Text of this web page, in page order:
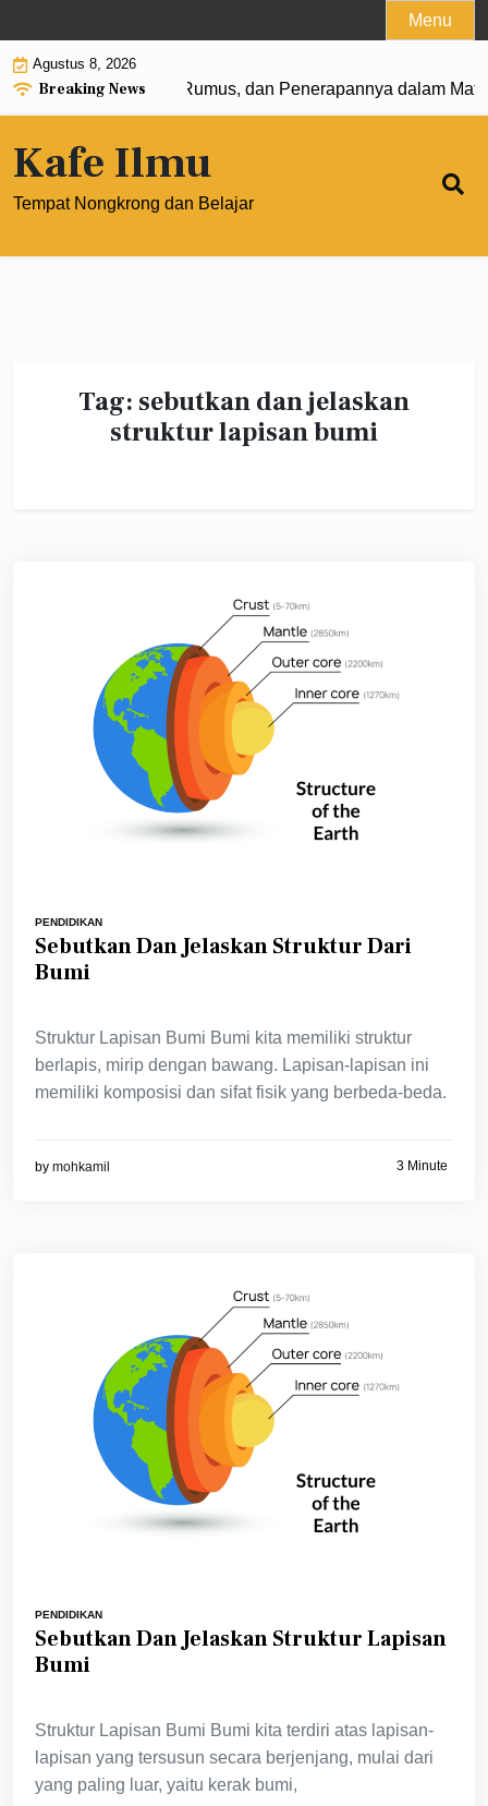
to
content
Menu
Agustus 8, 2026
Breaking News
0: Pengertian, Rumus, dan Penerapannya dalam
Kafe Ilmu
Tempat Nongkrong dan Belajar
Tag: sebutkan dan jelaskan
struktur lapisan bumi
PENDIDIKAN
Sebutkan Dan Jelaskan Struktur Dari
Bumi
Struktur Lapisan Bumi Bumi kita memiliki struktur
berlapis, mirip dengan bawang. Lapisan-lapisan ini
memiliki komposisi dan sifat fisik yang berbeda-beda.
by mohkamil 3 Minute
PENDIDIKAN
Sebutkan Dan Jelaskan Struktur Lapisan
Bumi
Struktur Lapisan Bumi Bumi kita terdiri atas lapisan-
lapisan yang tersusun secara berjenjang, mulai dari
yang paling luar, yaitu kerak bumi,